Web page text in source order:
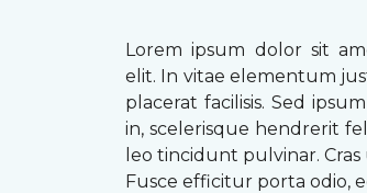
Lorem ipsum dolor sit
elit. In vitae elementum
placerat facilisis. Sed
in, scelerisque hendrerit
leo tincidunt pulvinar.
Fusce efficitur porta odio,